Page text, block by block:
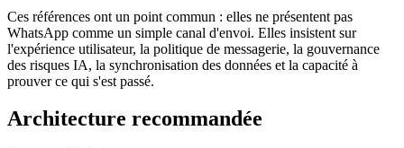
Ces références ont un point commun : elles ne présentent pas
WhatsApp comme un simple canal d'envoi. Elles insistent sur
l'expérience utilisateur, la politique de messagerie, la gouvernance
des risques IA, la synchronisation des données et la capacité à
prouver ce qui s'est passé.
Architecture recommandée